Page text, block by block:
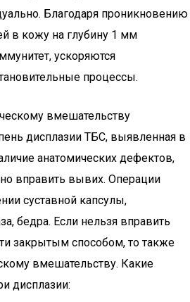
Благодаря проникновению
в кожу на глубину 1 мм
ускоряются
процессы.
вмешательству
дисплазии ТБС, выявленная в
анатомических дефектов,
вправить вывих. Операции
суставной капсулы,
бедра. Если нельзя вправить
закрытым способом, то также
вмешательству. Какие
дисплазии: